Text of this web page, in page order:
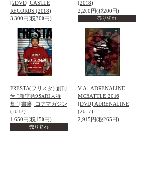
[2DVD] CASTLE
RECORDS (2018)
3,300円(税300円)
(2018)
2,200円(税200円)
売り切れ
FRESTA(フリスタ) 創刊
号 “新宿発9SARI大特
集” [書籍] コアマガジン
(2017)
1,650円(税150円)
売り切れ
V.A - ADRENALINE
MCBATTLE 2016
[DVD] ADRENALINE
(2017)
2,915円(税265円)